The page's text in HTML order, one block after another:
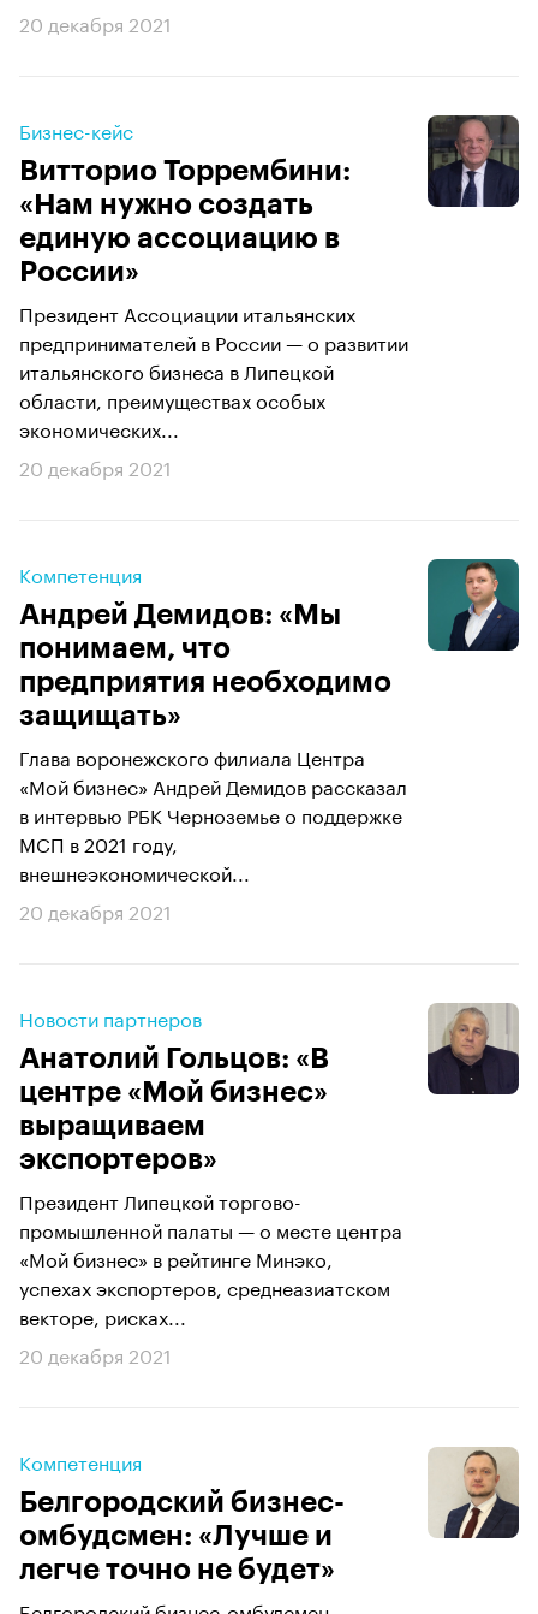
20 декабря 2021
Бизнес-кейс
Витторио Торрембини:
«Нам нужно создать
единую ассоциацию в
России»
Президент Ассоциации итальянских
предпринимателей в России — о развитии
итальянского бизнеса в Липецкой
области, преимуществах особых
экономических...
20 декабря 2021
Компетенция
Андрей Демидов: «Мы
понимаем, что
предприятия необходимо
защищать»
Глава воронежского филиала Центра
«Мой бизнес» Андрей Демидов рассказал
в интервью РБК Черноземье о поддержке
МСП в 2021 году,
внешнеэкономической...
20 декабря 2021
Новости партнеров
Анатолий Гольцов: «В
центре «Мой бизнес»
выращиваем
экспортеров»
Президент Липецкой торгово-
промышленной палаты — о месте центра
«Мой бизнес» в рейтинге Минэко,
успехах экспортеров, среднеазиатском
векторе, рисках...
20 декабря 2021
Компетенция
Белгородский бизнес-
омбудсмен: «Лучше и
легче точно не будет»